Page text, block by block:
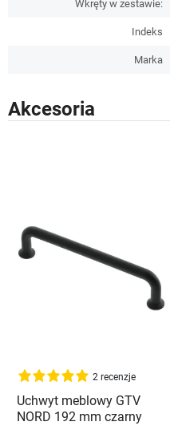
Wkręty w zestawie:
Indeks
Marka
Akcesoria
2 recenzje
Uchwyt meblowy GTV
NORD 192 mm czarny